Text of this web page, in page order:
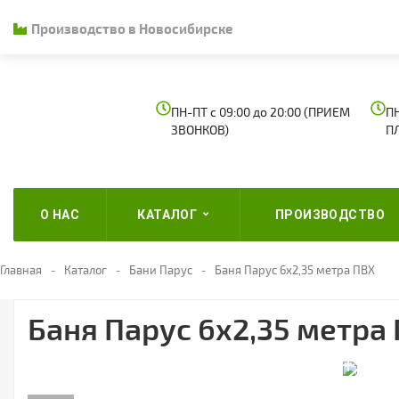
Производство в Новосибирске
ПН-ПТ с 09:00 до 20:00 (ПРИЕМ
ЗВОНКОВ)
О НАС КАТАЛОГ ПРОИЗВОДСТВО
Главная Каталог Бани Парус Баня Парус 6х2,35 метра ПВХ
Баня Парус 6х2,35 метра